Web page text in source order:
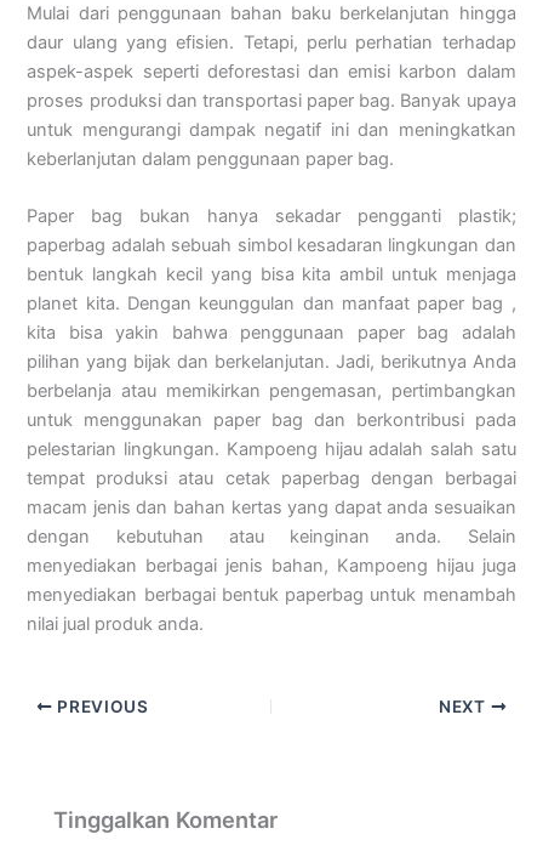
Mulai dari penggunaan bahan baku berkelanjutan hingga
daur ulang yang efisien. Tetapi, perlu perhatian terhadap
aspek-aspek seperti deforestasi dan emisi karbon dalam
proses produksi dan transportasi paper bag. Banyak upaya
untuk mengurangi dampak negatif ini dan meningkatkan
keberlanjutan dalam penggunaan paper bag.
Paper bag bukan hanya sekadar pengganti plastik;
paperbag adalah sebuah simbol kesadaran lingkungan dan
bentuk langkah kecil yang bisa kita ambil untuk menjaga
planet kita. Dengan keunggulan dan manfaat paper bag ,
kita bisa yakin bahwa penggunaan paper bag adalah
pilihan yang bijak dan berkelanjutan. Jadi, berikutnya Anda
berbelanja atau memikirkan pengemasan, pertimbangkan
untuk menggunakan paper bag dan berkontribusi pada
pelestarian lingkungan. Kampoeng hijau adalah salah satu
tempat produksi atau cetak paperbag dengan berbagai
macam jenis dan bahan kertas yang dapat anda sesuaikan
dengan kebutuhan atau keinginan anda. Selain
menyediakan berbagai jenis bahan, Kampoeng hijau juga
menyediakan berbagai bentuk paperbag untuk menambah
nilai jual produk anda.
PREVIOUS NEXT
Tinggalkan Komentar